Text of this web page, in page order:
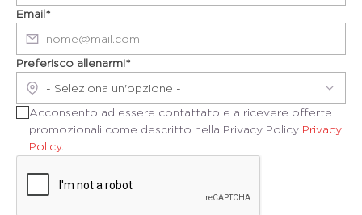
+39
Email*
Preferisco allenarmi*
Acconsento ad essere contattato e a ricevere offerte
promozionali come descritto nella Privacy Policy Privacy
Policy.